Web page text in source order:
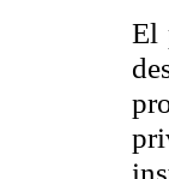
El